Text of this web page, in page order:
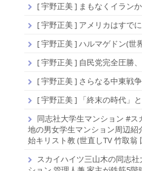
[ 宇野正美 ] まもなくイラン
[ 宇野正美 ] アメリカはすで
[ 宇野正美 ] ハルマゲドン(世
[ 宇野正美 ] 自民党完全圧勝
[ 宇野正美 ] さらなる中東戦
[ 宇野正美 ] 「終末の時代」
同志社大学生マンション #
地の男女学生マンション周辺紹
始キリスト教 (世直しTV 竹取翁
スカイハイツ三山木の同志